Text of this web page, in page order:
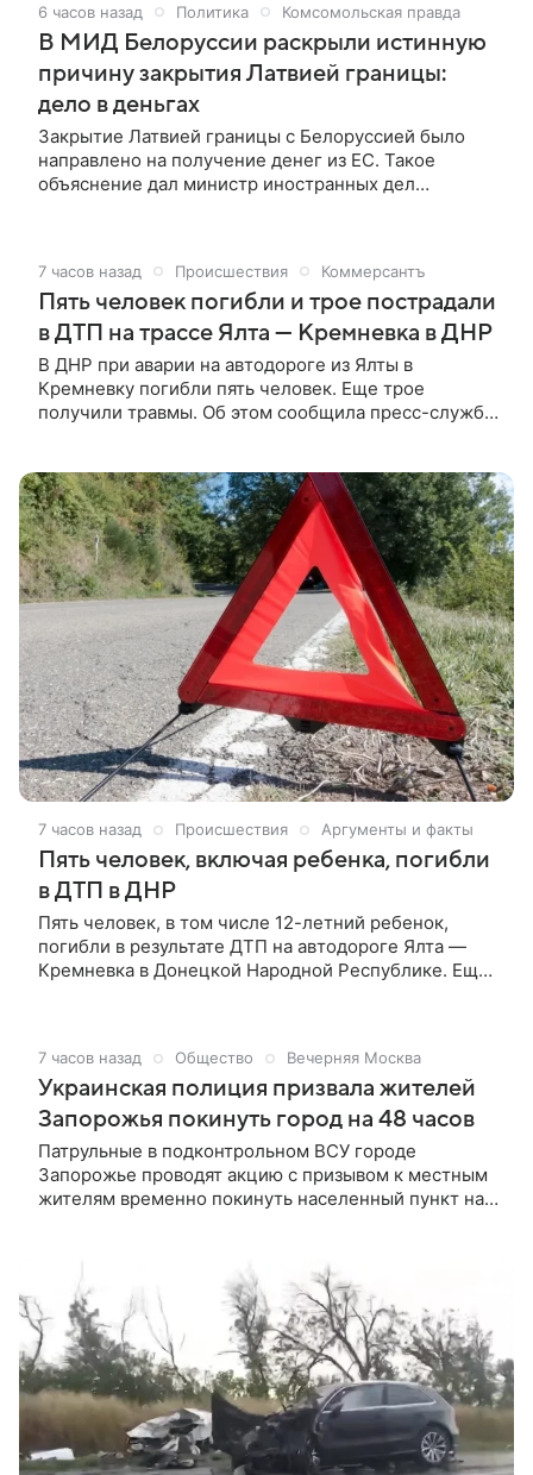
6 часов назад Политика Комсомольская правда
В МИД Белоруссии раскрыли истинную
причину закрытия Латвией границы:
дело в деньгах
Закрытие Латвией границы с Белоруссией было
направлено на получение денег из ЕС. Такое
объяснение дал министр иностранных дел
7 часов назад Происшествия Коммерсантъ
Пять человек погибли и трое пострадали
в ДТП на трассе Ялта — Кремневка в ДНР
В ДНР при аварии на автодороге из Ялты в
Кремневку погибли пять человек. Еще трое
получили травмы. Об этом сообщила пресс-служба
7 часов назад Происшествия Аргументы и факты
Пять человек, включая ребенка, погибли
в ДТП в ДНР
Пять человек, в том числе 12-летний ребенок,
погибли в результате ДТП на автодороге Ялта —
Кремневка в Донецкой Народной Республике. Еще
7 часов назад Общество Вечерняя Москва
Украинская полиция призвала жителей
Запорожья покинуть город на 48 часов
Патрульные в подконтрольном ВСУ городе
Запорожье проводят акцию с призывом к местным
жителям временно покинуть населенный пункт на
подконтрольном ВСУ городе Запорожье проводят
акцию с призывом к местным жителям временно
покинуть населенный пункт на ближайшие двое
суток. Об этом ТАСС сообщили в российских
силовых структурах.